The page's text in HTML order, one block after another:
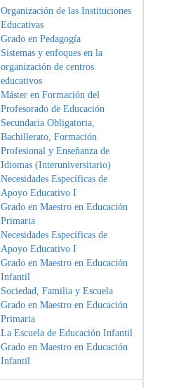
Organización de las Instituciones
Educativas
Grado en Pedagogía
Sistemas y enfoques en la
organización de centros
educativos
Máster en Formación del
Profesorado de Educación
Secundaria Obligatoria,
Bachillerato, Formación
Profesional y Enseñanza de
Idiomas (Interuniversitario)
Necesidades Específicas de
Apoyo Educativo I
Grado en Maestro en Educación
Primaria
Necesidades Específicas de
Apoyo Educativo I
Grado en Maestro en Educación
Infantil
Sociedad, Familia y Escuela
Grado en Maestro en Educación
Primaria
La Escuela de Educación Infantil
Grado en Maestro en Educación
Infantil